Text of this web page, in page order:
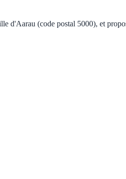
d'Aarau (code postal 5000), et